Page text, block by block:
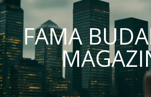
FAMA